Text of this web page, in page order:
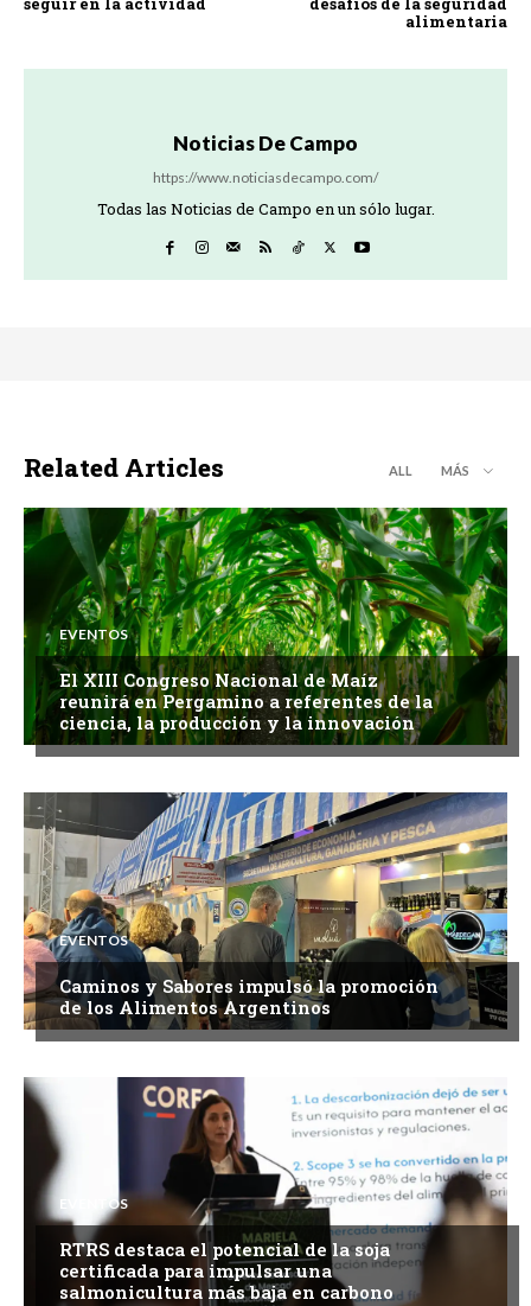
alimentaria
Noticias De Campo
https://www.noticiasdecampo.com/
Todas las Noticias de Campo en un sólo lugar.
Related Articles ALL MÁS
EVENTOS
El XIII Congreso Nacional de Maíz
reunirá en Pergamino a referentes de la
ciencia, la producción y la innovación
EVENTOS
Caminos y Sabores impulsó la promoción
de los Alimentos Argentinos
EVENTOS
RTRS destaca el potencial de la soja
certificada para impulsar una
salmonicultura más baja en carbono